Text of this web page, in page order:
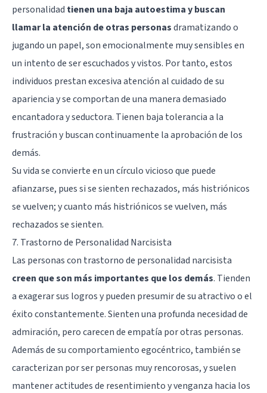
personalidad tienen una baja autoestima y buscan
llamar la atención de otras personasdramatizando o
jugando un papel, son emocionalmente muy sensibles en
un intento de ser escuchados y vistos. Por tanto, estos
individuos prestan excesiva atención al cuidado de su
apariencia y se comportan de una manera demasiado
encantadora y seductora. Tienen baja tolerancia a la
frustración y buscan continuamente la aprobación de los
demás.
Su vida se convierte en un círculo vicioso que puede
afianzarse, pues si se sienten rechazados, más histriónicos
se vuelven; y cuanto más histriónicos se vuelven, más
rechazados se sienten.
7. Trastorno de Personalidad Narcisista
Las personas con trastorno de personalidad narcisista
creen que son más importantes que los demás. Tienden
a exagerar sus logros y pueden presumir de su atractivo o el
éxito constantemente. Sienten una profunda necesidad de
admiración, pero carecen de empatía por otras personas.
Además de sucomportamiento egocéntrico, también se
caracterizan por ser personas muy rencorosas, y suelen
mantener actitudes de resentimiento y venganza hacia los